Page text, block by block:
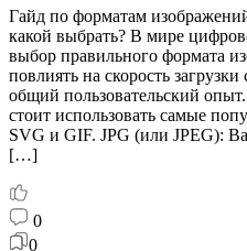
Гайд по форматам
какой выбрать? В мире
выбор правильного формата
повлиять на скорость
общий пользовательский опыт.
стоит использовать самые
SVG и GIF. JPG (или JPEG):
[…]
0
0